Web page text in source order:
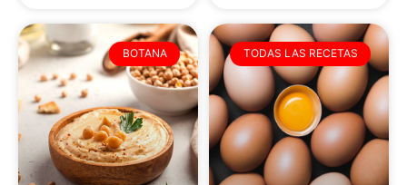
BOTANA TODAS LAS RECETAS